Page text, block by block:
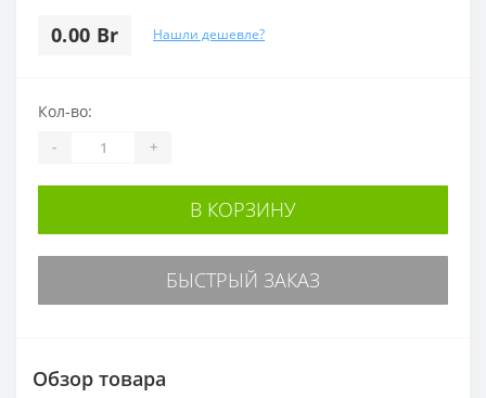
0.00 Br Нашли дешевле?
Кол-во:
- +
В КОРЗИНУ
БЫСТРЫЙ ЗАКАЗ
Обзор товара